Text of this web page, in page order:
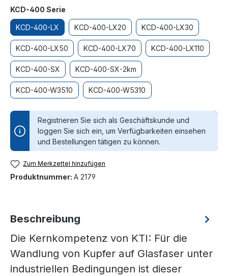
KCD-400 Serie
KCD-400-LX KCD-400-LX20 KCD-400-LX30
KCD-400-LX50 KCD-400-LX70 KCD-400-LX110
KCD-400-SX KCD-400-SX-2km
KCD-400-W3510 KCD-400-W5310
Registrieren Sie sich als Geschäftskunde und
loggen Sie sich ein, um Verfügbarkeiten einsehen
und Bestellungen tätigen zu können.
Zum Merkzettel hinzufügen
Produktnummer: A 2179
Beschreibung
Die Kernkompetenz von KTI: Für die
Wandlung von Kupfer auf Glasfaser unter
industriellen Bedingungen ist dieser